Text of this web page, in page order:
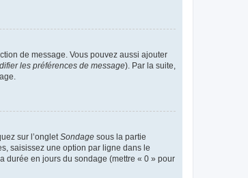
de message. Vous pouvez aussi ajouter
les préférences de message). Par la suite,
sur l’onglet Sondage sous la partie
saisissez une option par ligne dans le
durée en jours du sondage (mettre « 0 » pour